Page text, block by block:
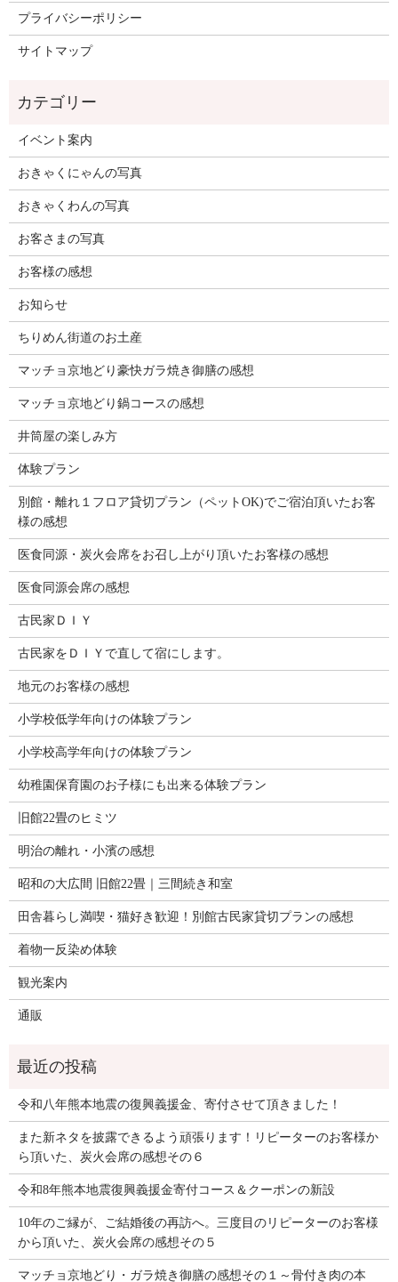
プライバシーポリシー
サイトマップ
イベント案内
おきゃくにゃんの写真
おきゃくわんの写真
お客さまの写真
お客様の感想
お知らせ
ちりめん街道のお土産
マッチョ京地どり豪快ガラ焼き御膳の感想
マッチョ京地どり鍋コースの感想
井筒屋の楽しみ方
体験プラン
別館・離れ１フロア貸切プラン（ペットOK)でご宿泊頂いたお客
様の感想
医食同源・炭火会席をお召し上がり頂いたお客様の感想
医食同源会席の感想
古民家ＤＩＹ
古民家をＤＩＹで直して宿にします。
地元のお客様の感想
小学校低学年向けの体験プラン
小学校高学年向けの体験プラン
幼稚園保育園のお子様にも出来る体験プラン
旧館22畳のヒミツ
明治の離れ・小濱の感想
昭和の大広間 旧館22畳｜三間続き和室
田舎暮らし満喫・猫好き歓迎！別館古民家貸切プランの感想
着物一反染め体験
観光案内
通販
令和八年熊本地震の復興義援金、寄付させて頂きました！
また新ネタを披露できるよう頑張ります！リピーターのお客様か
ら頂いた、炭火会席の感想その６
令和8年熊本地震復興義援金寄付コース＆クーポンの新設
10年のご縁が、ご結婚後の再訪へ。三度目のリピーターのお客様
から頂いた、炭火会席の感想その５
マッチョ京地どり・ガラ焼き御膳の感想その１～骨付き肉の本